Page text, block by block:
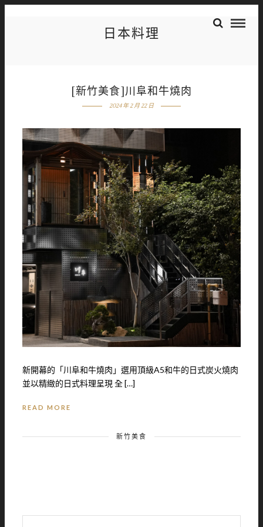
日本料理
[新竹美食]川阜和牛燒肉
2024 年 2 月 22 日
新開幕的「川阜和牛燒肉」選用頂級A5和牛的日式炭火燒肉
並以精緻的日式料理呈現 全 […]
READ MORE
新竹美食